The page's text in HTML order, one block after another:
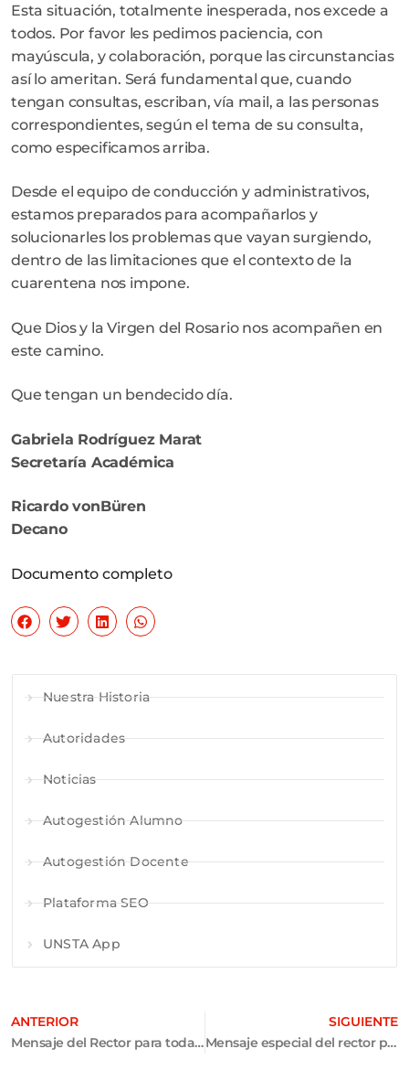
Esta situación, totalmente inesperada, nos excede a
todos. Por favor les pedimos paciencia, con
mayúscula, y colaboración, porque las circunstancias
así lo ameritan. Será fundamental que, cuando
tengan consultas, escriban, vía mail, a las personas
correspondientes, según el tema de su consulta,
como especificamos arriba.
Desde el equipo de conducción y administrativos,
estamos preparados para acompañarlos y
solucionarles los problemas que vayan surgiendo,
dentro de las limitaciones que el contexto de la
cuarentena nos impone.
Que Dios y la Virgen del Rosario nos acompañen en
este camino.
Que tengan un bendecido día.
Gabriela Rodríguez Marat
Secretaría Académica
Ricardo vonBüren
Decano
Documento completo
Nuestra Historia
Autoridades
Noticias
Autogestión Alumno
Autogestión Docente
Plataforma SEO
UNSTA App
ANTERIOR
Mensaje del Rector para toda la Comunidad UNSTA
SIGUIENTE
Mensaje especial del rector para alumnos UNSTA – 24/3/20